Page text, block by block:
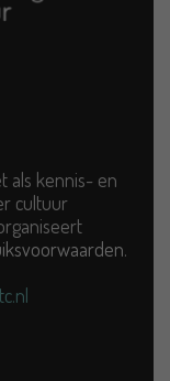
als kennis- en
cultuur
.